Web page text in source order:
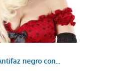
negro con...